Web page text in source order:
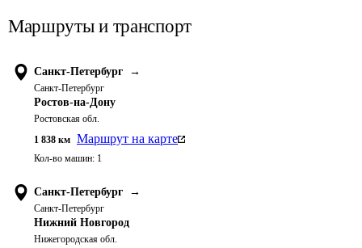
Маршруты и транспорт
Санкт-Петербург →
Санкт-Петербург
Ростов-на-Дону
Ростовская обл.
1 838 км Маршрут на карте
Кол-во машин: 1
Санкт-Петербург →
Санкт-Петербург
Нижний Новгород
Нижегородская обл.